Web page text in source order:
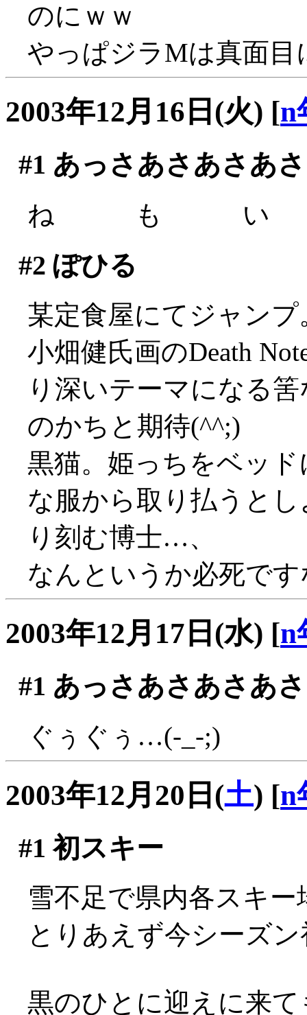
のにｗｗ
やっぱジラMは真面
2003年12月16日(火) [n
#1 あっさあさあさあ
ね も い
#2 ぽひる
某定食屋にてジャンプ
小畑健氏画のDeath
り深いテーマになる
のかちと期待(^^;)
黒猫。姫っちをベッ
な服から取り払うと
り刻む博士…、
なんというか必死で
2003年12月17日(水) [n
#1 あっさあさあさあ
ぐぅぐぅ…(-_-;)
2003年12月20日(土) [n
#1 初スキー
雪不足で県内各スキ
とりあえず今シーズ
黒のひとに迎えに来